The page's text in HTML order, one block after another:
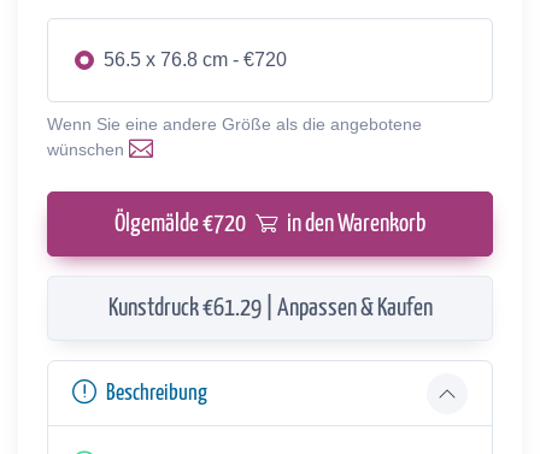
56.5 x 76.8 cm - €720
Wenn Sie eine andere Größe als die angebotene
wünschen
Ölgemälde €720 in den Warenkorb
Kunstdruck €61.29 | Anpassen & Kaufen
Beschreibung